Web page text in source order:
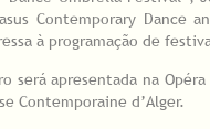
Contemporary Dance
à programação de
será apresentada na
Contemporaine d’Alger.